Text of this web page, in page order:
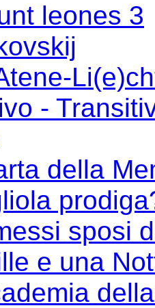
leones 3
-
della
sposi
e una